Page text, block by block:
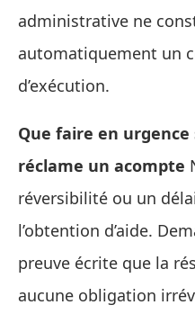
administrative ne
automatiquement un
d’exécution.
Que faire en
réclame un acompte
réversibilité ou un
l’obtention d’aide.
preuve écrite que la
aucune obligation